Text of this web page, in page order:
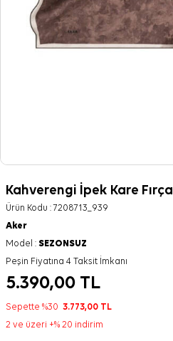
Kahverengi İpek Kare
Ürün Kodu :7208713_939
Aker
Model : SEZONSUZ
Peşin Fiyatına 4 Taksit İmkanı
5.390,00 TL
Sepette %30 3.773,00 TL
2 ve üzeri +% 20 indirim